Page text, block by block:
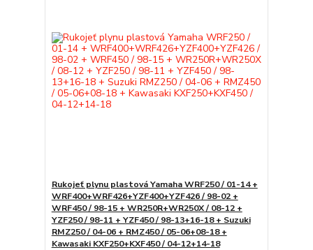
Rukojeť plynu plastová Yamaha WRF250 / 01-14 +
WRF400+WRF426+YZF400+YZF426 / 98-02 +
WRF450 / 98-15 + WR250R+WR250X / 08-12 +
YZF250 / 98-11 + YZF450 / 98-13+16-18 + Suzuki
RMZ250 / 04-06 + RMZ450 / 05-06+08-18 +
Kawasaki KXF250+KXF450 / 04-12+14-18